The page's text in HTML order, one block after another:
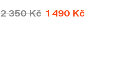
2 350 Kč 1 490 Kč